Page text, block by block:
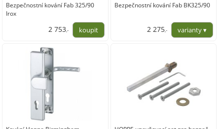
Bezpečnostní kování Fab 325/90
Irox
2 753,-
Bezpečnostní kování Fab BK325/90
2 275,-